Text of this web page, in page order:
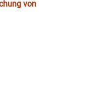
von